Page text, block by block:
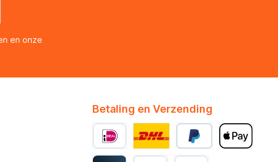
en onze
Betaling en Verzending